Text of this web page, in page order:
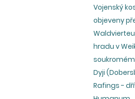
Vojenský
objeveny
hradu v
Dyji
Rafings -